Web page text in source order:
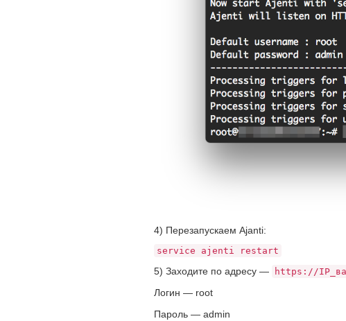
4) Перезапускаем Ajanti:
service ajenti restart
5) Заходите по адресу — https://
Логин — root
Пароль — аdmin